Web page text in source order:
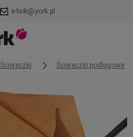
e-bok@york.pl
Ściereczki Ściereczki podłogowe